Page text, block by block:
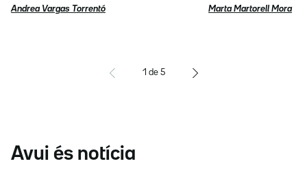
Andrea Vargas Torrentó Marta Martorell Mora
1 de 5
Avui és notícia